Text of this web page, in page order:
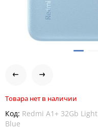
Товара нет в наличии
Код: Redmi A1+ 32Gb Light
Blue